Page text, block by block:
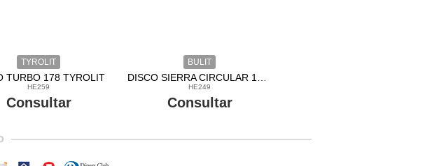
TYROLIT
TURBO 178 TYROLIT
HE259
Consultar
BULIT
HE249
Consultar